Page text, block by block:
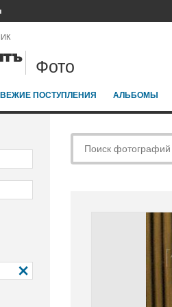
Фото
ПОСТУПЛЕНИЯ АЛЬБОМЫ